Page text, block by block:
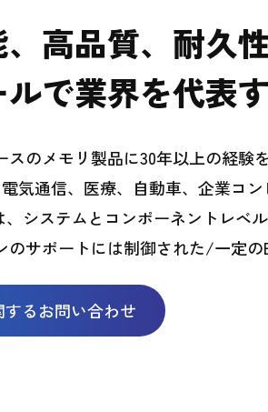
高品質、耐久
ルで業界を代表
スのメモリ製品に30年以上の経験
気通信、医療、自動車、企業コ
、システムとコンポーネントレベ
のサポートには制御された/一定の
するお問い合わせ